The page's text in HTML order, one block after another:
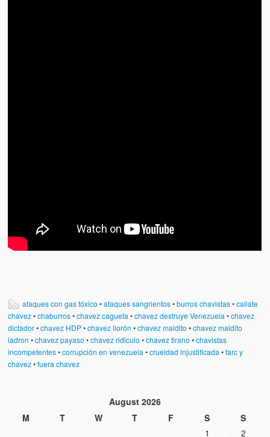
ataques con gas tóxico •ataques sangrientos•burros chavistas•callate
chavez•chaburros•chavez cagueta •chavez destruye Venezuela •chavez
dictador•chavez HDP•chavez llorón •chavez maldito •chavez maldito
ladron •chavez payaso •chavez ridiculo •chavez tirano •chavistas
incompetentes•corrupción en venezuela •crueldad injustificada •farc y
chavez•fuera chavez
August 2026
M
T W T F S
S
1
2